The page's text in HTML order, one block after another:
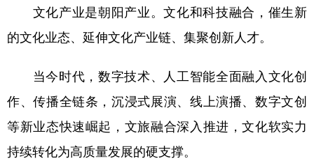
文化产业是朝阳产业。文化和科技融合，催生新
的文化业态、延伸文化产业链、集聚创新人才。
当今时代，数字技术、人工智能全面融入文化创
作、传播全链条，沉浸式展演、线上演播、数字文创
等新业态快速崛起，文旅融合深入推进，文化软实力
持续转化为高质量发展的硬支撑。